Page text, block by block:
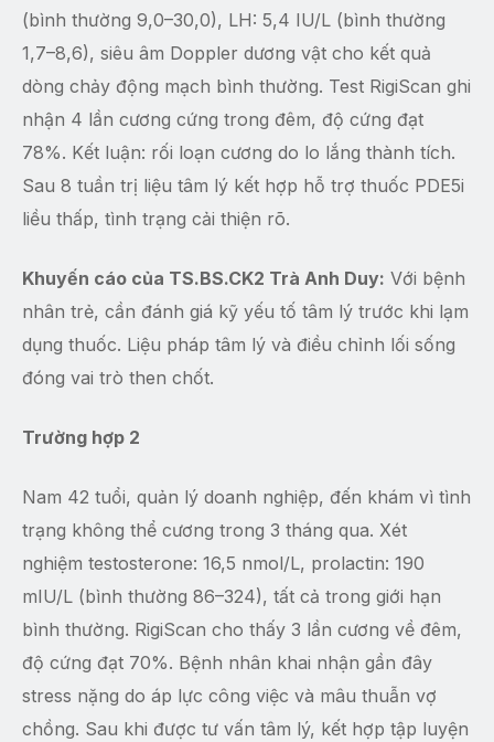
(bình thường 9,0–30,0), LH: 5,4 IU/L (bình thường
1,7–8,6), siêu âm Doppler dương vật cho kết quả
dòng chảy động mạch bình thường. Test RigiScan ghi
nhận 4 lần cương cứng trong đêm, độ cứng đạt
78%. Kết luận: rối loạn cương do lo lắng thành tích.
Sau 8 tuần trị liệu tâm lý kết hợp hỗ trợ thuốc PDE5i
liều thấp, tình trạng cải thiện rõ.
Khuyến cáo của TS.BS.CK2 Trà Anh Duy: Với bệnh
nhân trẻ, cần đánh giá kỹ yếu tố tâm lý trước khi lạm
dụng thuốc. Liệu pháp tâm lý và điều chỉnh lối sống
đóng vai trò then chốt.
Trường hợp 2
Nam 42 tuổi, quản lý doanh nghiệp, đến khám vì tình
trạng không thể cương trong 3 tháng qua. Xét
nghiệm testosterone: 16,5 nmol/L, prolactin: 190
mIU/L (bình thường 86–324), tất cả trong giới hạn
bình thường. RigiScan cho thấy 3 lần cương về đêm,
độ cứng đạt 70%. Bệnh nhân khai nhận gần đây
stress nặng do áp lực công việc và mâu thuẫn vợ
chồng. Sau khi được tư vấn tâm lý, kết hợp tập luyện